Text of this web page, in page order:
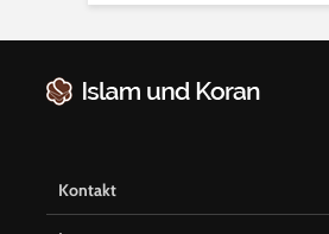
Kontakt